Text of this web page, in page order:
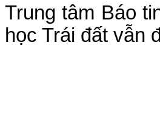
Trung tâm Báo
học Trái đất vẫn